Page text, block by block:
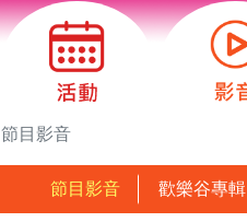
節目影音
節目影音 歡樂谷專輯